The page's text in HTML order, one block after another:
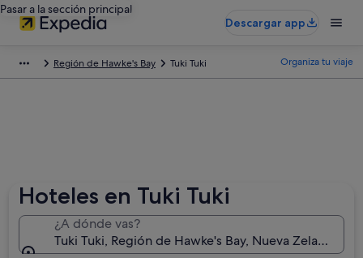
Pasar a la sección principal
Descargar app
Región de Hawke's Bay Tuki Tuki Organiza tu viaje
Hoteles en Tuki Tuki
¿A dónde vas?
Tuki Tuki, Región de Hawke's Bay, Nueva Zelanda